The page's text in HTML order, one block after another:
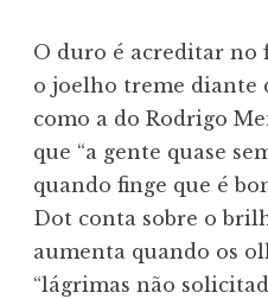
O duro é acreditar no
o joelho treme diante
como a do Rodrigo
que “a gente quase
quando finge que é
Dot conta sobre o
aumenta quando os
“lágrimas não